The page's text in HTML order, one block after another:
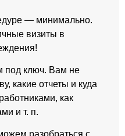
— минимально.
визиты в
под ключ. Вам не
какие отчеты и куда
как
и т. п.
разобраться с